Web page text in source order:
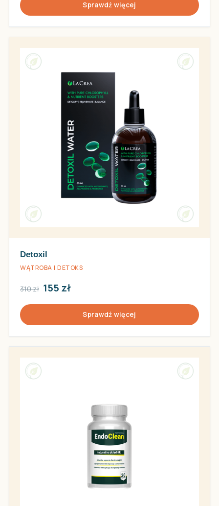
Sprawdź więcej
Detoxil
WĄTROBA I DETOKS
310 zł 155 zł
Sprawdź więcej